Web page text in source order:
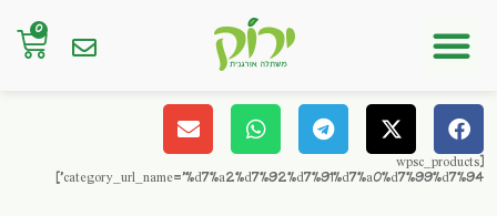
0
[wpsc_products
category_url_name='%d7%a2%d7%92%d7%91%d7%a0%d7%99%d7%94']